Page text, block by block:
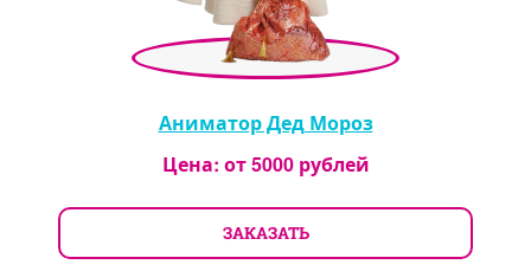
Аниматор Дед Мороз
Цена: от5000рублей
ЗАКАЗАТЬ